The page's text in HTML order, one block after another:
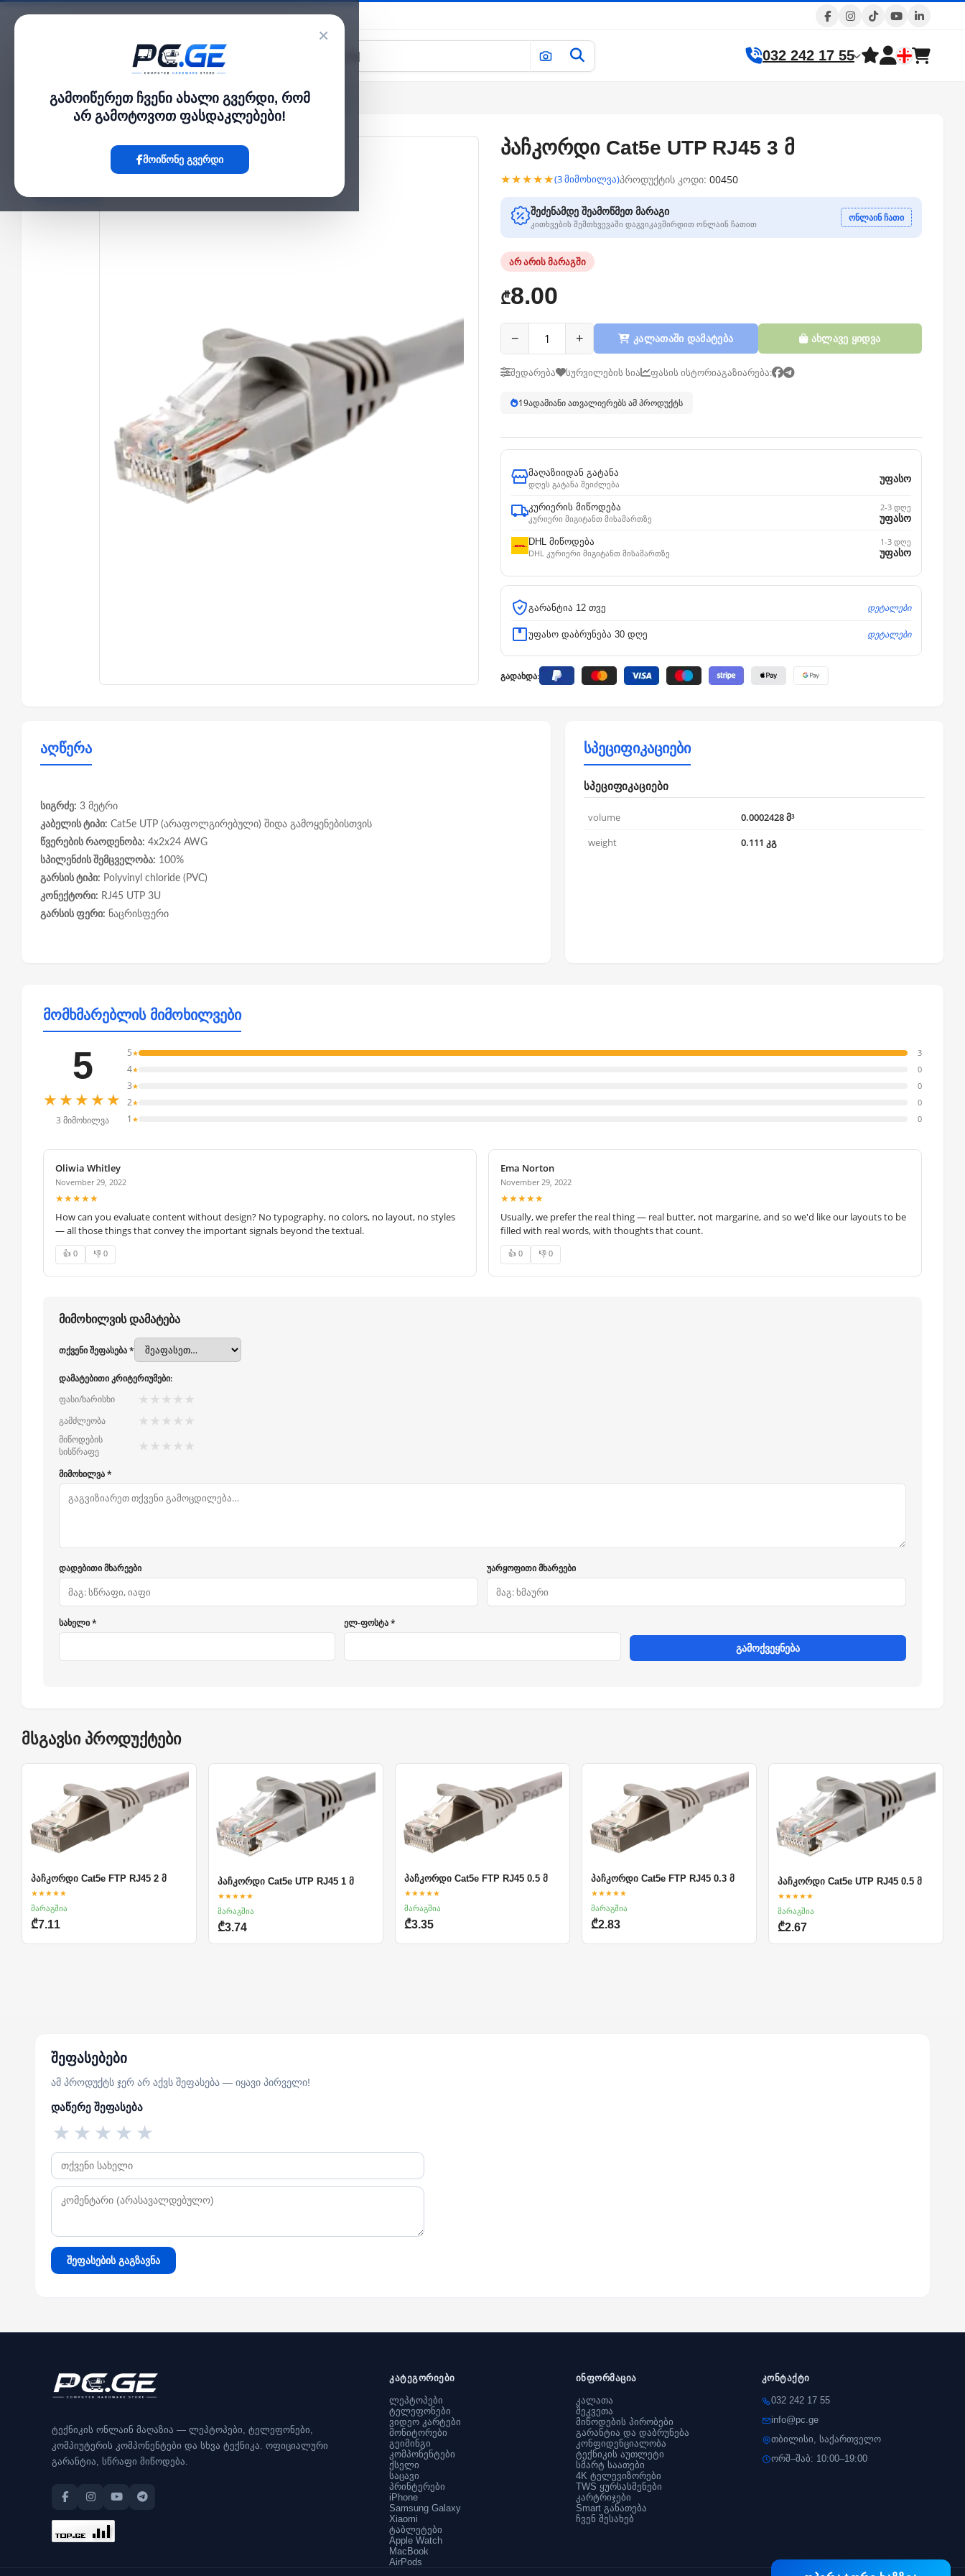
×
გამოიწერეთ ჩვენი ახალი გვერდი, რომ
არ გამოტოვოთ ფასდაკლებები!
მოიწონე გვერდი
კატალოგი 032 242 17 55
მთავარი›ქსელის კაბელები› პაჩკორდი Cat5e UTP RJ45 3 მ
პაჩკორდი Cat5e UTP RJ45 3 მ
★★★★★(3 მიმოხილვა)პროდუქტის კოდი: 00450
შეძენამდე შეამოწმეთ მარაგი
კითხვების შემთხვევაში დაგვიკავშირდით ონლაინ ჩათით
ონლაინ ჩათი
არ არის მარაგში
₾8.00
− + კალათაში დამატება ახლავე ყიდვა
შედარება სურვილების სია ფასის ისტორიაგაზიარება:
19ადამიანი ათვალიერებს ამ პროდუქტს
მაღაზიიდან გატანა
დღეს გატანა შეიძლება
უფასო
კურიერის მიწოდება
კურიერი მიგიტანთ მისამართზე
2-3 დღე
უფასო
DHL მიწოდება
DHL კურიერი მიგიტანთ მისამართზე
1-3 დღე
უფასო
გარანტია 12 თვე დეტალები
უფასო დაბრუნება 30 დღე დეტალები
გადახდა:
აღწერა
სიგრძე: 3 მეტრი
კაბელის ტიპი: Cat5e UTP (არაფოლგირებული) შიდა გამოყენებისთვის
წვერების რაოდენობა: 4x2x24 AWG
სპილენძის შემცველობა: 100%
გარსის ტიპი: Polyvinyl chloride (PVC)
კონექტორი: RJ45 UTP 3U
გარსის ფერი: ნაცრისფერი
სპეციფიკაციები
სპეციფიკაციები
volume
0.0002428 მ³
weight
0.111 კგ
მომხმარებლის მიმოხილვები
5
★★★★★
3 მიმოხილვა
5★ 3
4★ 0
3★ 0
2★ 0
1 ★ 0
Oliwia Whitley
November 29, 2022
★★★★★
How can you evaluate content without design? No typography, no colors, no layout, no styles
— all those things that convey the important signals beyond the textual.
👍 0 👎 0
Ema Norton
November 29, 2022
★★★★★
Usually, we prefer the real thing — real butter, not margarine, and so we'd like our layouts to be
filled with real words, with thoughts that count.
👍 0 👎 0
მიმოხილვის დამატება
თქვენი შეფასება *
დამატებითი კრიტერიუმები:
ფასი/ხარისხი
★ ★ ★ ★ ★
გამძლეობა ★ ★ ★ ★ ★
მიწოდების
სისწრაფე
★ ★ ★ ★ ★
მიმოხილვა *
დადებითი მხარეები უარყოფითი მხარეები
სახელი * ელ-ფოსტა *
გამოქვეყნება
მსგავსი პროდუქტები
პაჩკორდი Cat5e FTP RJ45 2 მ
★★★★★
მარაგშია
₾7.11
პაჩკორდი Cat5e UTP RJ45 1 მ
★★★★★
მარაგშია
₾3.74
პაჩკორდი Cat5e FTP RJ45 0.5 მ
★★★★★
მარაგშია
₾3.35
პაჩკორდი Cat5e FTP RJ45 0.3 მ
★★★★★
მარაგშია
₾2.83
პაჩკორდი Cat5e UTP RJ45 0.5 მ
★★★★★
მარაგშია
₾2.67
შეფასებები
ამ პროდუქტს ჯერ არ აქვს შეფასება — იყავი პირველი!
დაწერე შეფასება
★
★
★
★
★
შეფასების გაგზავნა
ტექნიკის ონლაინ მაღაზია — ლეპტოპები, ტელეფონები,
კომპიუტერის კომპონენტები და სხვა ტექნიკა. ოფიციალური
გარანტია, სწრაფი მიწოდება.
კატეგორიები
ლეპტოპები
ტელეფონები
ვიდეო კარტები
მონიტორები
გეიმინგი
კომპონენტები
ქსელი
საცავი
პრინტერები
iPhone
Samsung Galaxy
Xiaomi
ტაბლეტები
Apple Watch
MacBook
AirPods
ინფორმაცია
კალათა
შეკვეთა
მიწოდების პირობები
გარანტია და დაბრუნება
კონფიდენციალობა
ტექნიკის აუთლეტი
სმარტ საათები
4K ტელევიზორები
TWS ყურსასმენები
კარტრიჯები
Smart განათება
ჩვენ შესახებ
კონტაქტი
032 242 17 55
info@pc.ge
თბილისი, საქართველო
ორშ–შაბ: 10:00–19:00